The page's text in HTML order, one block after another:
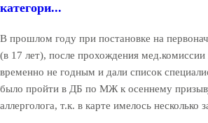
категори...
В прошлом году при постановке на
(в 17 лет), после прохождения мед.комиссии
временно не годным и дали список
было пройти в ДБ по МЖ к осеннему
аллерголога, т.к. в карте имелось несколько